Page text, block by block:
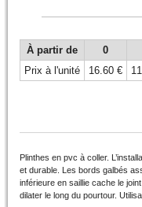
À partir de 0
Prix à l'unité
16.60 €
Plinthes en pvc à coller.
et durable. Les bords galbés
inférieure en saillie cache le
dilater le long du pourtour.